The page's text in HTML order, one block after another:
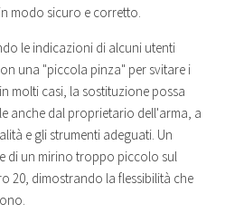
modo sicuro e corretto.
le indicazioni di alcuni utenti
una "piccola pinza" per svitare i
molti casi, la sostituzione possa
anche dal proprietario dell'arma, a
e gli strumenti adeguati. Un
di un mirino troppo piccolo sul
20, dimostrando la flessibilità che